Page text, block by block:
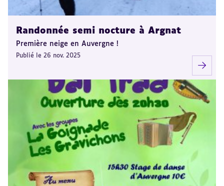
Randonnée semi nocture à Argnat
Première neige en Auvergne !
Publié le 26 nov. 2025